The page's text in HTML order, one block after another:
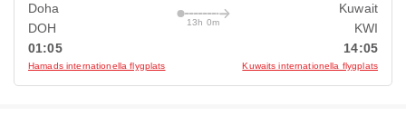
Doha
DOH
01:05
Hamads internationella flygplats
13h 0m
Kuwait
KWI
14:05
Kuwaits internationella flygplats